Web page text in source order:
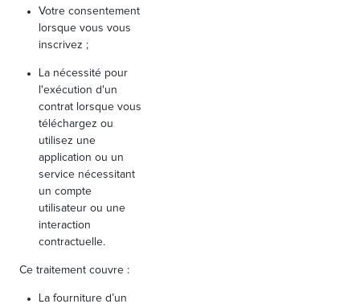
Votre consentement
lorsque vous vous
inscrivez ;
La nécessité pour
l'exécution d'un
contrat lorsque vous
téléchargez ou
utilisez une
application ou un
service nécessitant
un compte
utilisateur ou une
interaction
contractuelle.
Ce traitement couvre :
La fourniture d’un